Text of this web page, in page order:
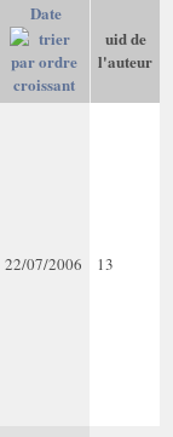
Date
uid de
l'auteur
22/07/2006 13